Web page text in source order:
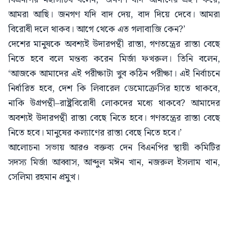
আমরা আছি। জনগণ যদি বাদ দেয়, বাদ দিয়ে দেবে। আমরা
বিরোধী দলে থাকব। আগে থেকে এত গলাবাজি কেন?’
দেশের মানুষকে অবশ্যই উদারপন্থী রাস্তা, গণতন্ত্রের রাস্তা বেছে
নিতে হবে বলে মন্তব্য করেন মির্জা ফখরুল। তিনি বলেন,
‘আজকে আমাদের এই পরীক্ষাটা খুব কঠিন পরীক্ষা। এই নির্বাচনে
নির্ধারিত হবে, দেশ কি লিবারেল ডেমোক্রেসির হাতে থাকবে,
নাকি উগ্রপন্থী–রাষ্ট্রবিরোধী লোকদের মধ্যে থাকবে? আমাদের
অবশ্যই উদারপন্থী রাস্তা বেছে নিতে হবে। গণতন্ত্রের রাস্তা বেছে
নিতে হবে। মানুষের কল্যাণের রাস্তা বেছে নিতে হবে।’
আলোচনা সভায় আরও বক্তব্য দেন বিএনপির স্থায়ী কমিটির
সদস্য মির্জা আব্বাস, আব্দুল মঈন খান, নজরুল ইসলাম খান,
সেলিমা রহমান প্রমুখ।